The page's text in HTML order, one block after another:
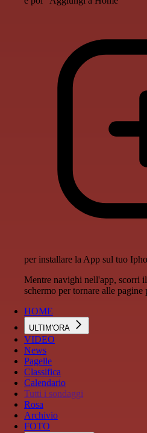
per installare la App sul tuo
Mentre navighi nell'app, scorri
schermo per tornare alle pagine
HOME
ULTIM'ORA
VIDEO
News
Pagelle
Classifica
Calendario
Tutti i sondaggi
Rosa
Archivio
FOTO